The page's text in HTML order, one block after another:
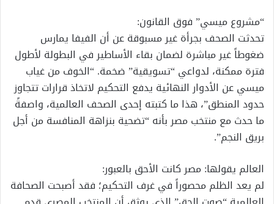
“مشروع ميسي” فوق القانون:
تحدثت الصحف بجرأة غير مسبوقة عن أن الفيفا يمارس
ضغوطاً غير مباشرة لضمان بقاء الأساطير في البطولة لأطول
فترة ممكنة، لدواعي “تسويقية” ضخمة. “الخوف من غياب
ميسي عن الأدوار النهائية يدفع التحكيم لاتخاذ قرارات تتجاوز
حدود المنطق”، هذا ما كتبته إحدى الصحف العالمية، واصفةً
ما حدث مع منتخب مصر بأنه “تضحية بنزاهة المنافسة من أجل
بريق النجم”.
العالم يقولها: مصر كانت الأحق بالعبور:
لم يعد الظلم محصوراً في غرف التحكيم؛ فقد أصبحت الصحافة